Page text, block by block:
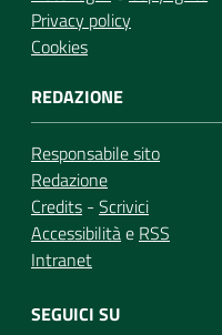
Privacy policy
Cookies
REDAZIONE
Responsabile sito
Redazione
Credits - Scrivici
Accessibilitàe RSS
Intranet
SEGUICI SU